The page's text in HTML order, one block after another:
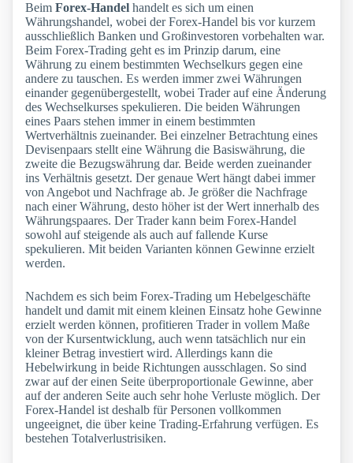
Beim Forex-Handel handelt es sich um einen
Währungshandel, wobei der Forex-Handel bis vor kurzem
ausschließlich Banken und Großinvestoren vorbehalten war.
Beim Forex-Trading geht es im Prinzip darum, eine
Währung zu einem bestimmten Wechselkurs gegen eine
andere zu tauschen. Es werden immer zwei Währungen
einander gegenübergestellt, wobei Trader auf eine Änderung
des Wechselkurses spekulieren. Die beiden Währungen
eines Paars stehen immer in einem bestimmten
Wertverhältnis zueinander. Bei einzelner Betrachtung eines
Devisenpaars stellt eine Währung die Basiswährung, die
zweite die Bezugswährung dar. Beide werden zueinander
ins Verhältnis gesetzt. Der genaue Wert hängt dabei immer
von Angebot und Nachfrage ab. Je größer die Nachfrage
nach einer Währung, desto höher ist der Wert innerhalb des
Währungspaares. Der Trader kann beim Forex-Handel
sowohl auf steigende als auch auf fallende Kurse
spekulieren. Mit beiden Varianten können Gewinne erzielt
werden.
Nachdem es sich beim Forex-Trading um Hebelgeschäfte
handelt und damit mit einem kleinen Einsatz hohe Gewinne
erzielt werden können, profitieren Trader in vollem Maße
von der Kursentwicklung, auch wenn tatsächlich nur ein
kleiner Betrag investiert wird. Allerdings kann die
Hebelwirkung in beide Richtungen ausschlagen. So sind
zwar auf der einen Seite überproportionale Gewinne, aber
auf der anderen Seite auch sehr hohe Verluste möglich. Der
Forex-Handel ist deshalb für Personen vollkommen
ungeeignet, die über keine Trading-Erfahrung verfügen. Es
bestehen Totalverlustrisiken.